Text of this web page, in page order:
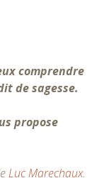
comprendre
de sagesse.
propose
Luc Marechaux.